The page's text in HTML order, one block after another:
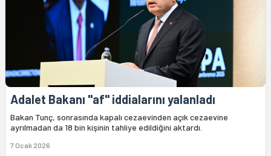
Adalet Bakanı "af" iddialarını yalanladı
Bakan Tunç, sonrasında kapalı cezaevinden açık cezaevine
ayrılmadan da 18 bin kişinin tahliye edildiğini aktardı.
7 Ocak 2026